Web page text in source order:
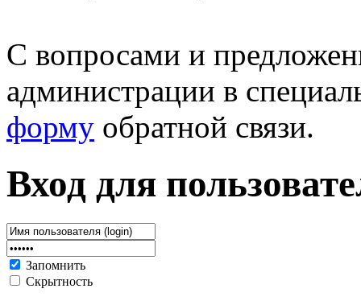
С вопросами и
администрации в
форму обратной связи.
Вход для
Запомнить
Скрытность